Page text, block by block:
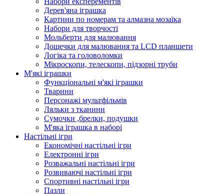
Дерев'яна іграшка
Картини по номерам та алмазна мозаїка
Набори для творчості
Мольберти для малювання
Дощечки для малювання та LCD планшети
Логіка та головоломки
Мікроскопи, телескопи, підзорні труби
М'які іграшки
Функціональні м'які іграшки
Тварини
Персонажі мультфільмів
Ляльки з тканини
Сумочки ,брелки, подушки
М'яка іграшка в наборі
Настільні ігри
Економічні настільні ігри
Електронні ігри
Розважальні настільні ігри
Розвиваючі настільні ігри
Спортивні настільні ігри
Пазли